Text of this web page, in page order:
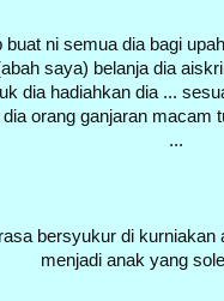
ni semua dia bagi
saya) belanja dia
dia hadiahkan dia ...
orang ganjaran
...
bersyukur di
menjadi anak yang